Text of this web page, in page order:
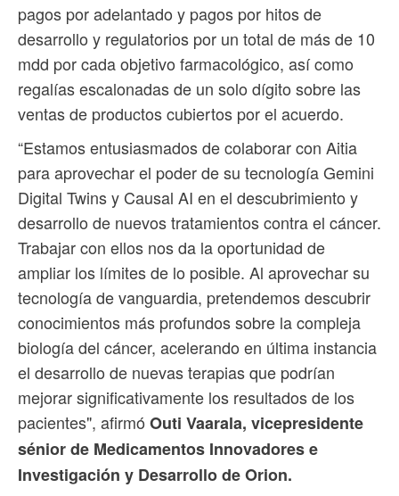
pagos por adelantado y pagos por hitos de
desarrollo y regulatorios por un total de más de 10
mdd por cada objetivo farmacológico, así como
regalías escalonadas de un solo dígito sobre las
ventas de productos cubiertos por el acuerdo.
“Estamos entusiasmados de colaborar con Aitia
para aprovechar el poder de su tecnología Gemini
Digital Twins y Causal AI en el descubrimiento y
desarrollo de nuevos tratamientos contra el cáncer.
Trabajar con ellos nos da la oportunidad de
ampliar los límites de lo posible. Al aprovechar su
tecnología de vanguardia, pretendemos descubrir
conocimientos más profundos sobre la compleja
biología del cáncer, acelerando en última instancia
el desarrollo de nuevas terapias que podrían
mejorar significativamente los resultados de los
pacientes", afirmó Outi Vaarala, vicepresidente
sénior de Medicamentos Innovadores e
Investigación y Desarrollo de Orion.